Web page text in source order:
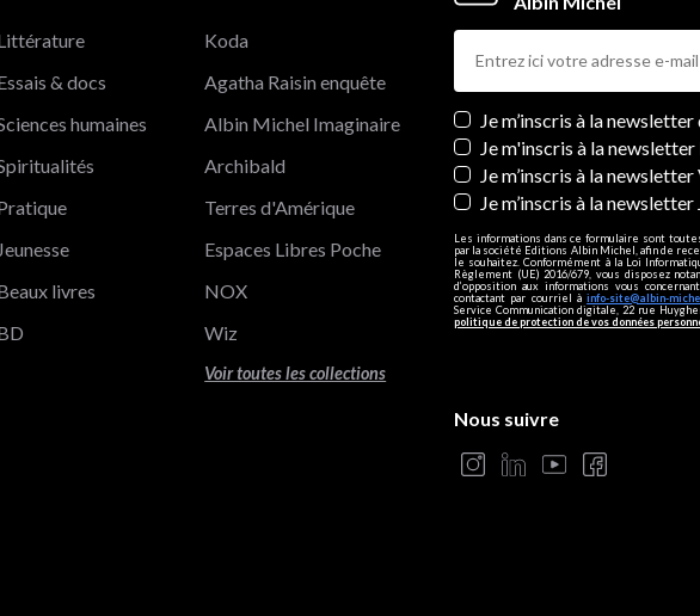
Newsletters
Je m’inscris à la
Je m'inscris à la
Je m’inscris à la
Je m’inscris à la
Les informations dans ce formulaire sont
par la société Editions Albin Michel, afin de
le souhaitez. Conformément à la Loi
Règlement (UE) 2016/679, vous disposez
d’opposition aux informations vous
contactant par courriel àinfo-site@albin-
Service Communication digitale, 22 rue
politique de protection de vos données
& docs
humaines
Jeunesse
livres
Koda
Agatha Raisin enquête
Albin Michel Imaginaire
Archibald
Terres d'Amérique
Espaces Libres Poche
NOX
Wiz
Voir toutes les collections
Nous suivre